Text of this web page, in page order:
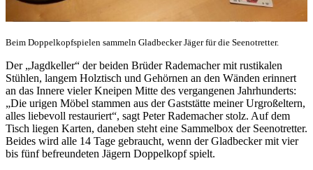
Beim Doppelkopfspielen sammeln Gladbecker Jäger für die Seenotretter.
Der „Jagdkeller“ der beiden Brüder Rademacher mit rustikalen
Stühlen, langem Holztisch und Gehörnen an den Wänden erinnert
an das Innere vieler Kneipen Mitte des vergangenen Jahrhunderts:
„Die urigen Möbel stammen aus der Gaststätte meiner Urgroßeltern,
alles liebevoll restauriert“, sagt Peter Rademacher stolz. Auf dem
Tisch liegen Karten, daneben steht eine Sammelbox der Seenotretter.
Beides wird alle 14 Tage gebraucht, wenn der Gladbecker mit vier
bis fünf befreundeten Jägern Doppelkopf spielt.